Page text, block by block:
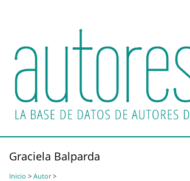
principal
Graciela Balparda
Inicio > Autor>